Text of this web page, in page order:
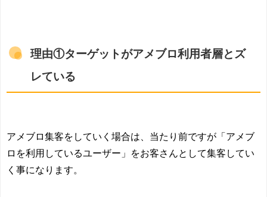
理由①ターゲットがアメブロ利用者層とズ
レている
アメブロ集客をしていく場合は、当たり前ですが「アメブ
ロを利用しているユーザー」をお客さんとして集客してい
く事になります。